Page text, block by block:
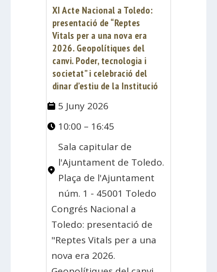
XI Acte Nacional a Toledo:
presentació de “Reptes
Vitals per a una nova era
2026. Geopolítiques del
canvi. Poder, tecnologia i
societat” i celebració del
dinar d’estiu de la Institució
5 Juny 2026
10:00 – 16:45
Sala capitular de
l'Ajuntament de Toledo.
Plaça de l'Ajuntament
núm. 1 - 45001 Toledo
Congrés Nacional a
Toledo: presentació de
"Reptes Vitals per a una
nova era 2026.